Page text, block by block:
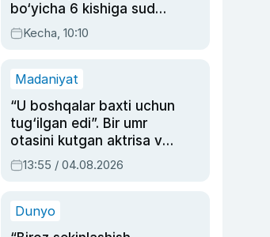
bo‘yicha 6 kishiga sud
hukmi o‘qildi
Kecha, 10:10
Madaniyat
“U boshqalar baxti uchun
tug‘ilgan edi”. Bir umr
otasini kutgan aktrisa va
dublyaj ustasi Rimma
Ahmedovaning
13:55 / 04.08.2026
Dunyo